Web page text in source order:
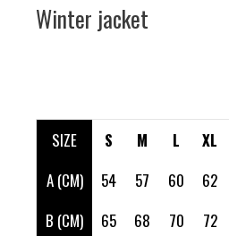
Winter jacket
SIZE
A (CM)
B (CM)
S
54
65
M
57
68
L
60
70
XL
62
72